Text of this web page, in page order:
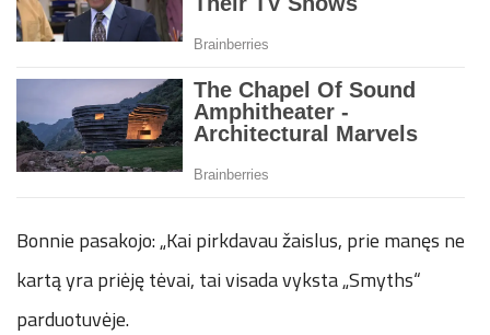
Bonnie pasakojo: „Kai pirkdavau žaislus, prie manęs ne
kartą yra priėję tėvai, tai visada vyksta „Smyths“
parduotuvėje.